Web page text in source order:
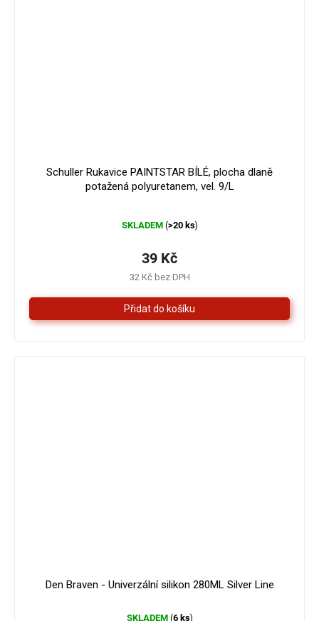
Schuller Rukavice PAINTSTAR BÍLÉ, plocha dlaně
potažená polyuretanem, vel. 9/L
hodnocení
je
z
5
hvězdiček.
SKLADEM (>20 ks)
32 Kč bez DPH
39 Kč
Den Braven - Univerzální silikon 280ML Silver Line
SKLADEM (6 ks)